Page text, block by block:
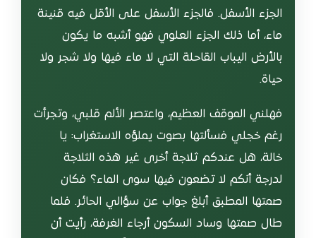
الجزء الأسفل. فالجزء الأسفل على الأقل فيه قنينة
ماء، أما ذلك الجزء العلوي فهو أشبه ما يكون
بالأرض اليباب القاحلة التي لا ماء فيها ولا شجر ولا
حياة.
فهلني الموقف العظيم، واعتصر الألم قلبي، وتجرأت
رغم خجلي فسألتها بصوت يملؤه الاستغراب: يا
خالة، هل عندكم ثلاجة أخرى غير هذه الثلاجة
لدرجة أنكم لا تضعون فيها سوى الماء؟ فكان
صمتها المطبق أبلغ جواب عن سؤالي الحائر. فلما
طال صمتها وساد السكون أرجاء الغرفة، رأيت أن